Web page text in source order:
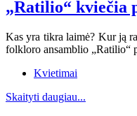
„Ratilio“ kviečia
Kas yra tikra laimė? Kur ją
folkloro ansamblio „Ratilio“
Kvietimai
Skaityti daugiau...